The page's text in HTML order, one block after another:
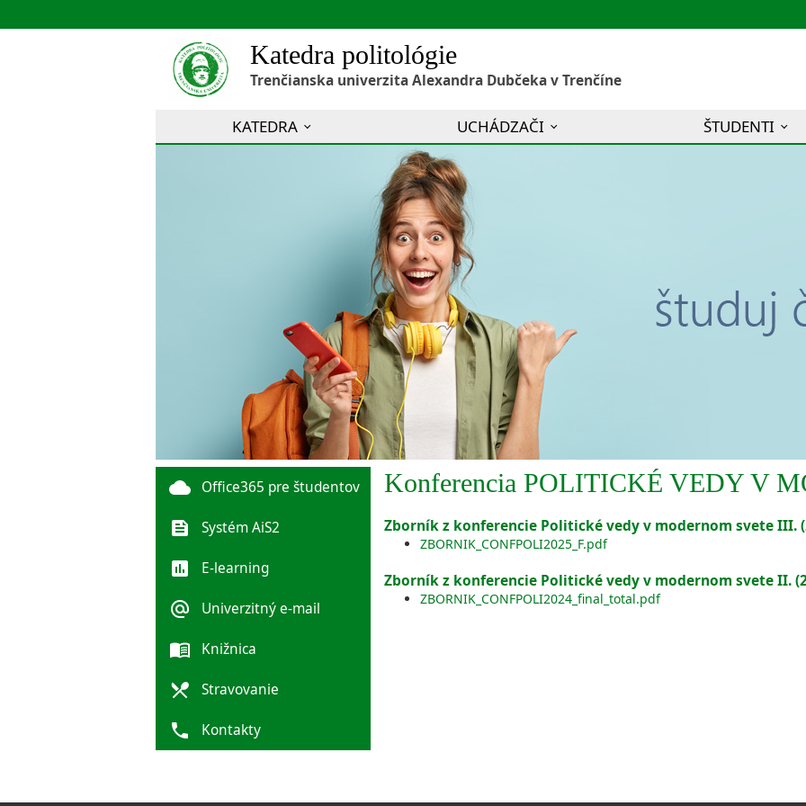
Katedra politológie
Trenčianska univerzita Alexandra Dubčeka v Trenčíne
KATEDRA UCHÁDZAČI ŠTUDENTI
Konferencia POLITICKÉ VEDY V
Zborník z konferencie Politické vedy v modernom svete III.
ZBORNIK_CONFPOLI2025_F.pdf
Zborník z konferencie Politické vedy v modernom svete II.
ZBORNIK_CONFPOLI2024_final_total.pdf
cloud Office365 pre študentov
feed Systém AiS2
poll E-learning
alternate_email Univerzitný e-mail
menu_book Knižnica
local_dining Stravovanie
phone Kontakty